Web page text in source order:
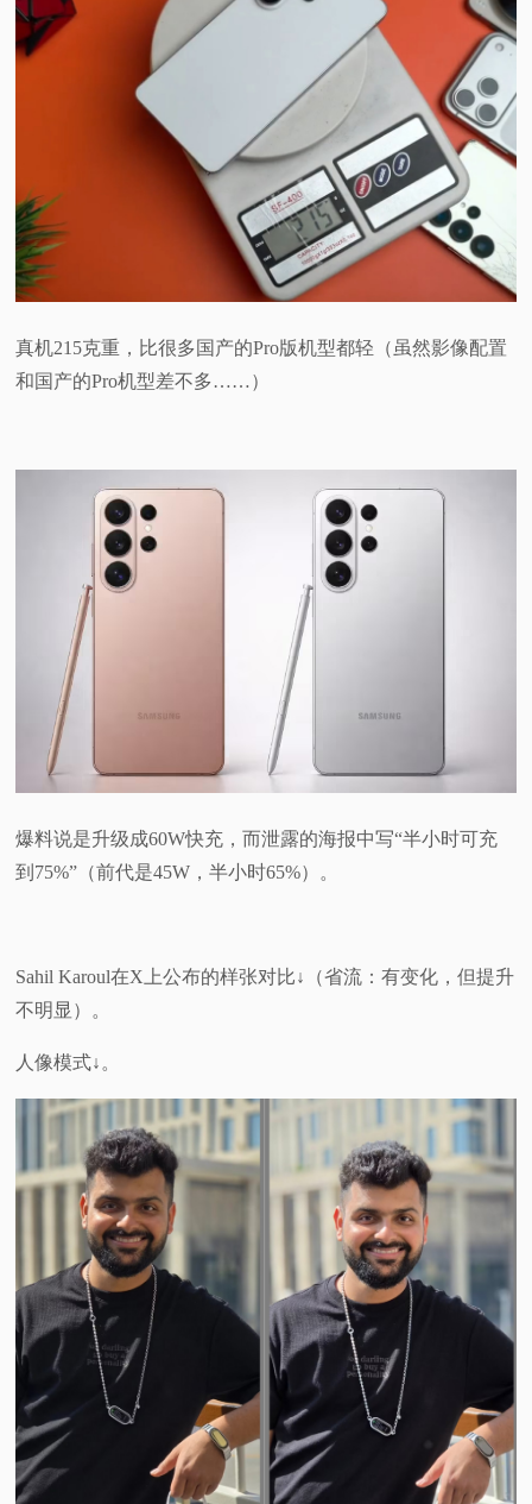
真机215克重，比很多国产的Pro版机型都轻（虽然影像配置
和国产的Pro机型差不多……）
爆料说是升级成60W快充，而泄露的海报中写“半小时可充
到75%”（前代是45W，半小时65%）。
Sahil Karoul在X上公布的样张对比↓（省流：有变化，但提升
不明显）。
人像模式↓。